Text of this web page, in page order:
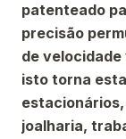
patenteado
precisão
de
isto torna
joalharia,